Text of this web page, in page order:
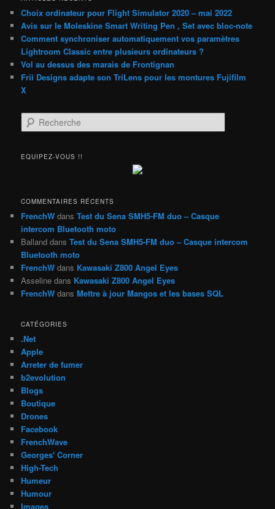
Choix ordinateur pour Flight Simulator 2020 – mai 2022
Avis sur le Moleskine Smart Writing Pen , Set avec bloc-note
Comment synchroniser automatiquement vos paramètres
Lightroom Classic entre plusieurs ordinateurs ?
Vol au dessus des marais de Frontignan
Frii Designs adapte son TriLens pour les montures Fujifilm
X
e
h
h
e
EQUIPEZ-VOUS !!
COMMENTAIRES RÉCENTS
FrenchW dansTest du Sena SMH5-FM duo – Casque
intercom Bluetooth moto
Balland dansTest du Sena SMH5-FM duo – Casque intercom
Bluetooth moto
FrenchW dans Kawasaki Z800 Angel Eyes
Asseline dans Kawasaki Z800 Angel Eyes
FrenchW dansMettre à jour Mangos et les bases SQL
CATÉGORIES
.Net
Apple
Arreter de fumer
b2evolution
Blogs
Boutique
Drones
Facebook
FrenchWave
Georges' Corner
High-Tech
Humeur
Humour
Images